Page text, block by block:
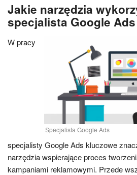
Jakie narzędzia
specjalista Google Ads
Specjalista Google Ads
W pracy
specjalisty Google Ads kluczowe
narzędzia wspierające proces
kampaniami reklamowymi. Przede